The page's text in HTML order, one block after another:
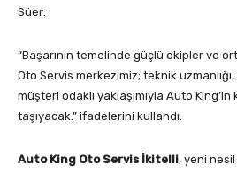
Süer:
“Başarının temelinde güçlü ekipler ve
Oto Servis merkezimiz; teknik
müşteri odaklı yaklaşımıyla Auto King’in
taşıyacak.” ifadelerini kullandı.
Auto King Oto Servis İkitelli, yeni nesil